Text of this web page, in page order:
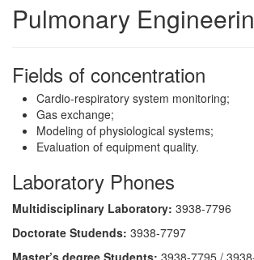
Pulmonary
Fields of concentration
Cardio-respiratory system monitoring;
Gas exchange;
Modeling of physiological systems;
Evaluation of equipment quality.
Laboratory Phones
Multidisciplinary Laboratory: 3938-7796
Doctorate Studends: 3938-7797
Master’s degree Students: 3938-7795 /